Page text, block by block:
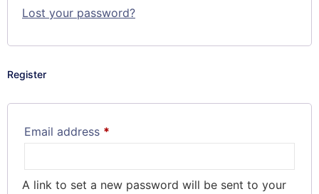
Lost your password?
Register
Email address *
A link to set a new password will be sent to your